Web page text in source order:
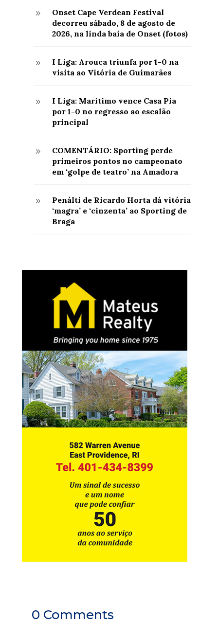
9
Onset Cape Verdean Festival
decorreu sábado, 8 de agosto de
2026, na linda baía de Onset (fotos)
9
I Liga: Arouca triunfa por 1-0 na
visita ao Vitória de Guimarães
9
I Liga: Marítimo vence Casa Pia
por 1-0 no regresso ao escalão
principal
9
COMENTÁRIO: Sporting perde
primeiros pontos no campeonato
em ‘golpe de teatro’ na Amadora
9
Penálti de Ricardo Horta dá vitória
‘magra’ e ‘cinzenta’ ao Sporting de
Braga
0 Comments